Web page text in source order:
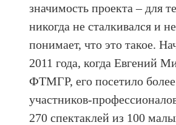
значимость проекта – для
никогда не сталкивался и
понимает, что это такое.
2011 года, когда Евгений
ФТМГР, его посетило
участников-
270 спектаклей из 100